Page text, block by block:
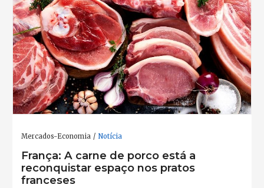
Mercados-Economia Notícia
França: A carne de porco está a
reconquistar espaço nos pratos
franceses